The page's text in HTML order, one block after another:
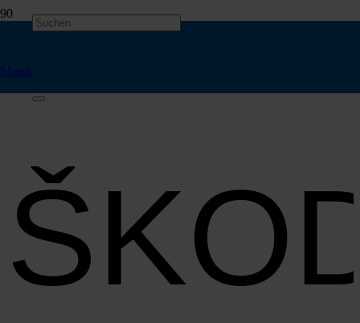
Ener­gie­ver­brauch nach WLTP in kWh/100km, kom­bi­niert: 13,9 kWh. CO